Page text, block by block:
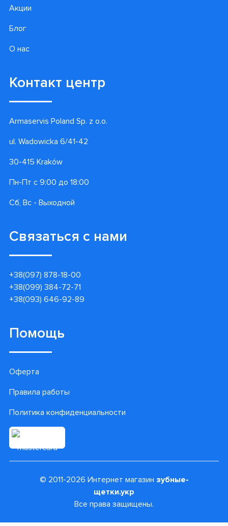
Акции
Блог
О нас
Контакт центр
Armaservis Poland Sp. z o.o.
ul. Wadowicka 6/41-42
30-415 Kraków
Пн-Пт с 9:00 до 18:00
Сб, Вс - Выходной
Связаться с нами
+38(097) 878-18-00
+38(099) 384-72-71
+38(093) 646-92-89
Помощь
Оферта
Правила работы
Политика конфиденциальности
© 2011-2026 Интернет магазин зубные-
щетки.укр
Все права защищены.